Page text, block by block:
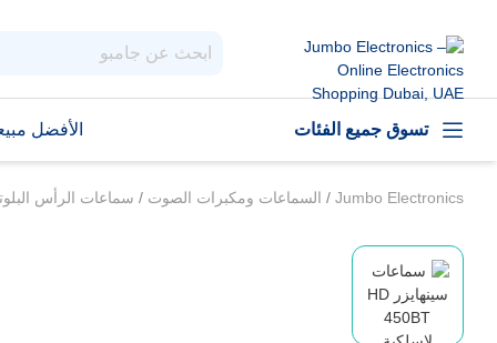
تسوق جميع الفئات الأفضل
Jumbo Electronics
/ السماعات ومكبرات الصوت / سماعات الرأس